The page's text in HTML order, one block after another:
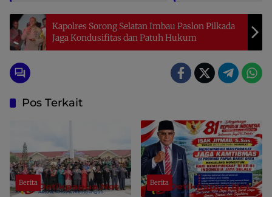
Kapolres Sorong Selatan Imbau Paslon Pilkada
Jaga Kondusifitas dan Patuh Hukum
Pos Terkait
Berita Berita